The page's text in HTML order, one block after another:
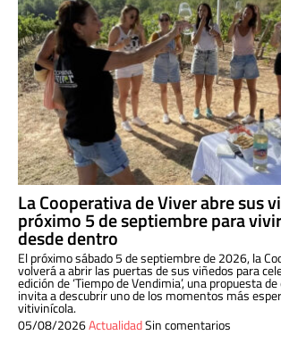
La Cooperativa de Viver abre sus
próximo 5 de septiembre para
desde dentro
El próximo sábado 5 de septiembre de 2026, la
volverá a abrir las puertas de sus viñedos para
edición de ‘Tiempo de Vendimia’, una propuesta
invita a descubrir uno de los momentos más
vitivinícola.
05/08/2026ActualidadSin comentarios